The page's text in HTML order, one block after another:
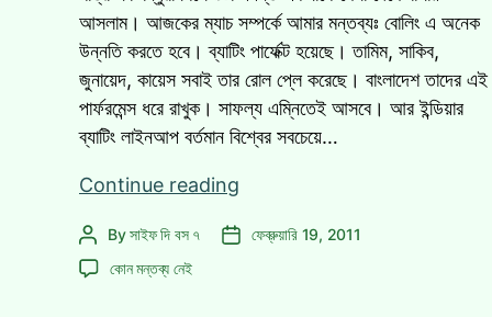
আসলাম। আজকের ম্যাচ সম্পর্কে আমার মন্তব্যঃ বোলিং এ অনেক
উন্নতি করতে হবে। ব্যাটিং পার্ফেক্ট হয়েছে। তামিম, সাকিব,
জুনায়েদ, কায়েস সবাই তার রোল প্লে করেছে। বাংলাদেশ তাদের এই
পার্ফরমেন্স ধরে রাখুক। সাফল্য এম্নিতেই আসবে। আর ইন্ডিয়ার
ব্যাটিং লাইনআপ বর্তমান বিশ্বের সবচেয়ে…
Continue reading
বাংলাদেশ
Post
author
Byসাইফ দি বস ৭
Postফেব্রুয়ারি 19, 2011
আজ
কোন মন্তব্য নেই